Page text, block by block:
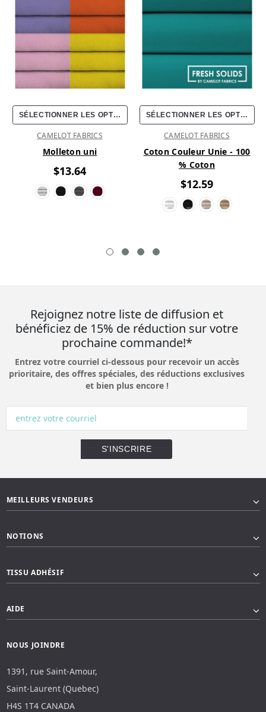
SÉLECTIONNER LES OPTIONS
CAMELOT FABRICS
Molleton uni
$13.64
SÉLECTIONNER LES OPTIONS
CAMELOT FABRICS
Coton Couleur Unie - 100
% Coton
$12.59
Rejoignez notre liste de diffusion et
bénéficiez de 15% de réduction sur votre
prochaine commande!*
Entrez votre courriel ci-dessous pour recevoir un accès
prioritaire, des offres spéciales, des réductions exclusives
et bien plus encore !
MEILLEURS VENDEURS
NOTIONS
TISSU ADHÉSIF
AIDE
NOUS JOINDRE
1391, rue Saint-Amour,
Saint-Laurent (Quebec)
H4S 1T4 CANADA